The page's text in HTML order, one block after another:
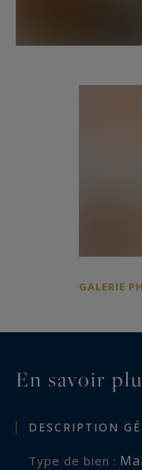
Un charmant
GALERIE
En savoir
DESCRIPTION
Type de bien :